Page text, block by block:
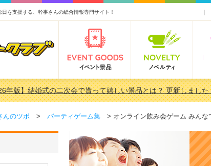
日を支援する、幹事さんの総合情報専門サイト！
年版】結婚式の二次会で貰って嬉しい景品とは？ 更新しました
年版】ゴルフコンペ景品 3000円未満［2000円～2999円編］
年版】ビンゴゲーム景品おすすめ金額別人気ランキング 更新し
年版】ゴルフコンペ景品 3000円未満［2000円～2999円編］も
んのツボ > パーティゲーム集 > オンライン飲み会ゲーム みんな